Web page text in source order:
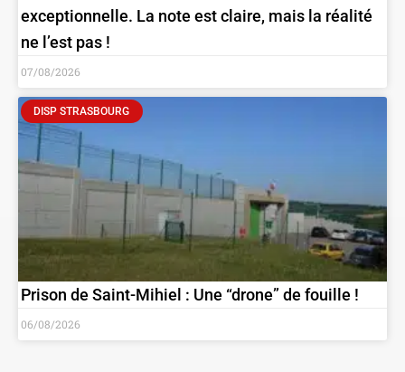
exceptionnelle. La note est claire, mais la réalité
ne l’est pas !
07/08/2026
DISP STRASBOURG
Prison de Saint-Mihiel : Une “drone” de fouille !
06/08/2026